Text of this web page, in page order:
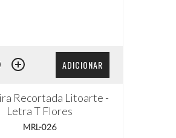
ADICIONAR
Recortada Litoarte -
Letra T Flores
MRL-026